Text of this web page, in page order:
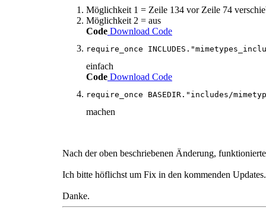
Möglichkeit 1 = Zeile 134 vor Zeile 74
Möglichkeit 2 = aus
Code Download Code
require_once
einfach
Code Download Code
require_once BASEDIR."includes/
machen
Nach der oben beschriebenen Änderung,
Ich bitte höflichst um Fix in den kommenden Updates.
Danke.